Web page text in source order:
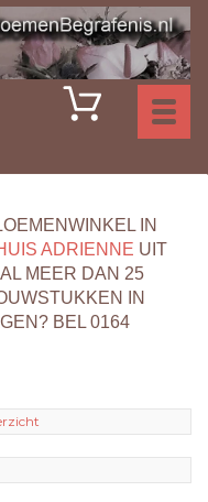
IN
ADRIENNE UIT
MEER DAN 25
IN
BEL 0164